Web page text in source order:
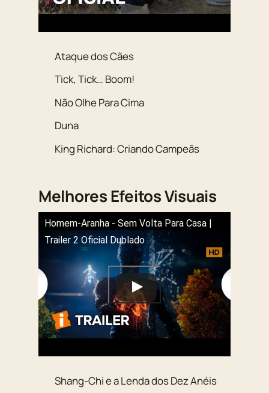
Ataque dos Cães
Tick, Tick… Boom!
Não Olhe Para Cima
Duna
King Richard: Criando Campeãs
Melhores Efeitos Visuais
Homem-Aranha - Sem Volta Para Casa |
Trailer 2 Oficial Dublado
Shang-Chi e a Lenda dos Dez Anéis